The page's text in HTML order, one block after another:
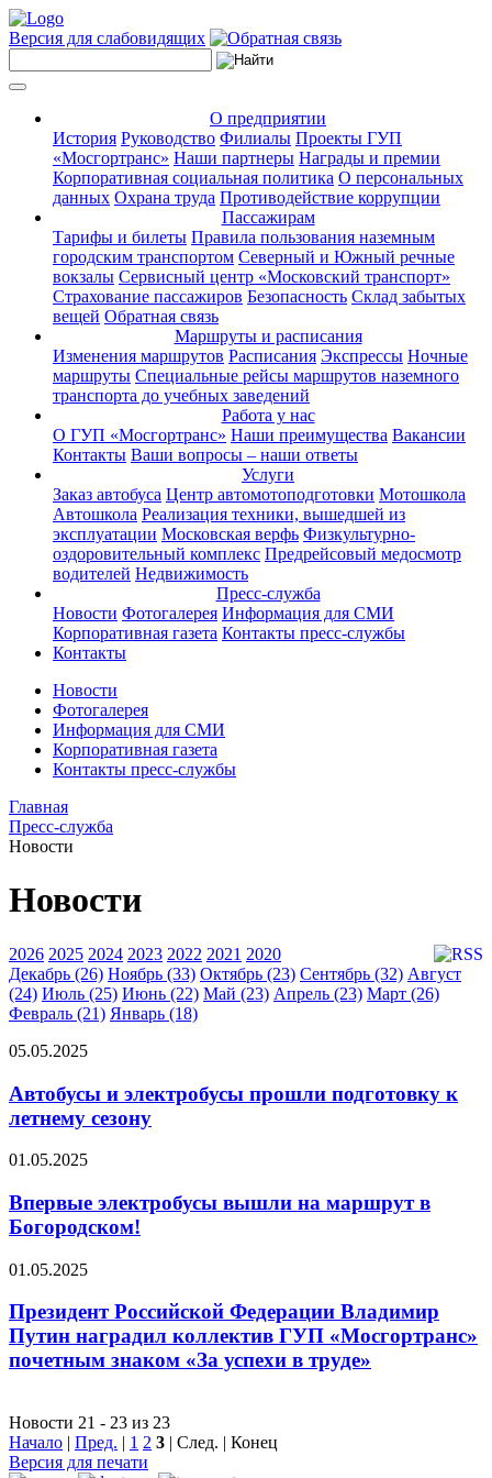
Версия для слабовидящих
О предприятии
История Руководство Филиалы Проекты ГУП
«Мосгортранс» Наши партнеры Награды и премии
Корпоративная социальная политика О персональных
данных Охрана труда Противодействие коррупции
Пассажирам
Тарифы и билеты Правила пользования наземным
городским транспортом Северный и Южный речные
вокзалы Сервисный центр «Московский транспорт»
Страхование пассажиров Безопасность Склад забытых
вещей Обратная связь
Маршруты и расписания
Изменения маршрутов Расписания Экспрессы Ночные
маршруты Специальные рейсы маршрутов наземного
транспорта до учебных заведений
Работа у нас
О ГУП «Мосгортранс» Наши преимущества Вакансии
Контакты Ваши вопросы – наши ответы
Услуги
Заказ автобуса Центр автомотоподготовки Мотошкола
Автошкола Реализация техники, вышедшей из
эксплуатации Московская верфь Физкультурно-
оздоровительный комплекс Предрейсовый медосмотр
водителей Недвижимость
Пресс-служба
Новости Фотогалерея Информация для СМИ
Корпоративная газета Контакты пресс-службы
Контакты
Новости
Фотогалерея
Информация для СМИ
Корпоративная газета
Контакты пресс-службы
Главная
Пресс-служба
Новости
Новости
2026 2025 2024 2023 2022 2021 2020
Декабрь (26) Ноябрь (33) Октябрь (23) Сентябрь (32) Август
(24) Июль (25) Июнь (22) Май (23) Апрель (23) Март (26)
Февраль (21) Январь (18)
05.05.2025
Автобусы и электробусы прошли подготовку к
летнему сезону
01.05.2025
Впервые электробусы вышли на маршрут в
Богородском!
01.05.2025
Президент Российской Федерации Владимир
Путин наградил коллектив ГУП «Мосгортранс»
почетным знаком «За успехи в труде»
Новости 21 - 23 из 23
Начало | Пред. | 1 2 3 | След. | Конец
Версия для печати